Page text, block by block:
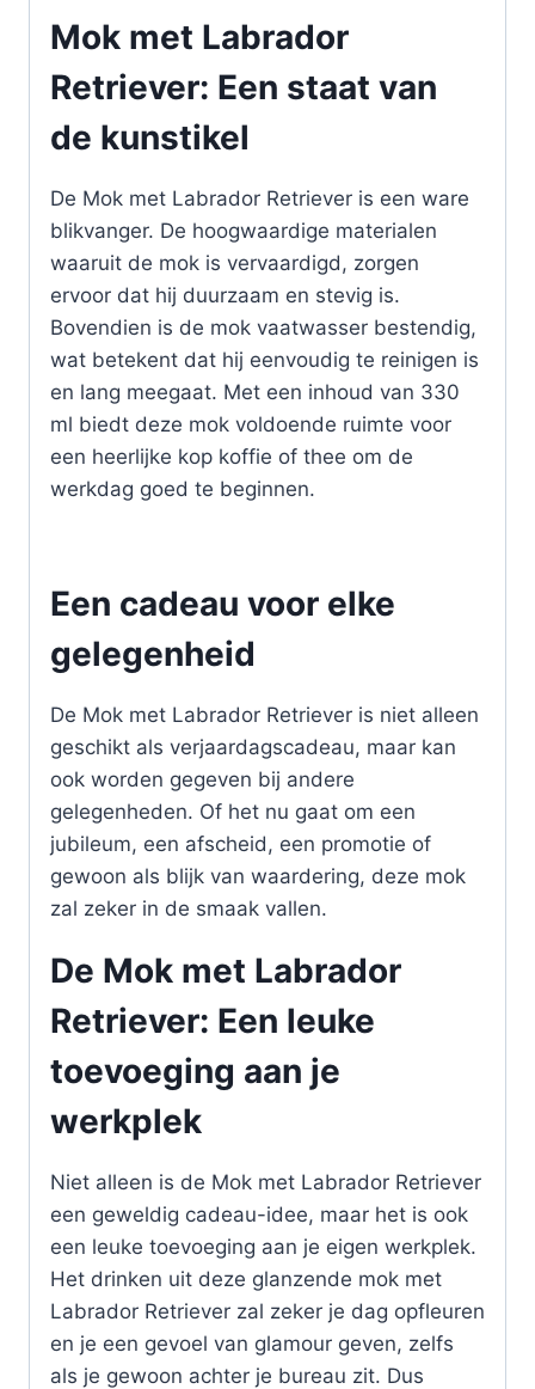
Mok met Labrador
Retriever: Een staat van
de kunstikel
De Mok met Labrador Retriever is een ware
blikvanger. De hoogwaardige materialen
waaruit de mok is vervaardigd, zorgen
ervoor dat hij duurzaam en stevig is.
Bovendien is de mok vaatwasser bestendig,
wat betekent dat hij eenvoudig te reinigen is
en lang meegaat. Met een inhoud van 330
ml biedt deze mok voldoende ruimte voor
een heerlijke kop koffie of thee om de
werkdag goed te beginnen.
Een cadeau voor elke
gelegenheid
De Mok met Labrador Retriever is niet alleen
geschikt als verjaardagscadeau, maar kan
ook worden gegeven bij andere
gelegenheden. Of het nu gaat om een
jubileum, een afscheid, een promotie of
gewoon als blijk van waardering, deze mok
zal zeker in de smaak vallen.
De Mok met Labrador
Retriever: Een leuke
toevoeging aan je
werkplek
Niet alleen is de Mok met Labrador Retriever
een geweldig cadeau-idee, maar het is ook
een leuke toevoeging aan je eigen werkplek.
Het drinken uit deze glanzende mok met
Labrador Retriever zal zeker je dag opfleuren
en je een gevoel van glamour geven, zelfs
als je gewoon achter je bureau zit. Dus